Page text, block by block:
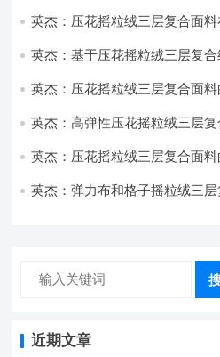
英杰：压花摇粒绒三层复合面
英杰：基于压花摇粒绒三层复
英杰：压花摇粒绒三层复合面
英杰：高弹性压花摇粒绒三层
英杰：压花摇粒绒三层复合面
英杰：弹力布和格子摇粒绒三
近期文章